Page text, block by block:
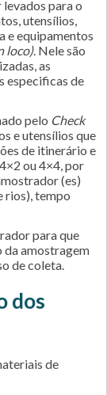
para o
utensílios,
e equipamentos
loco). Nele são
as
especificas de
pelo Check
e utensílios que
de itinerário e
ou 4×4, por
(es)
rios), tempo
para que
da amostragem
de coleta.
dos
de